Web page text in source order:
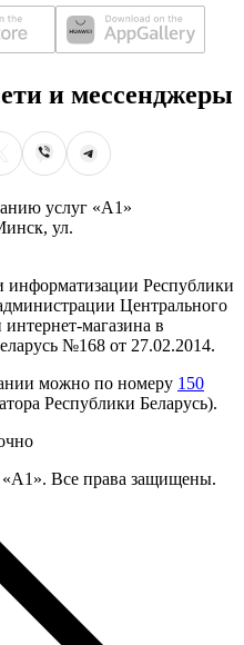
и мессенджеры
услуг «А1»
ул.
информатизации Республики
Центрального
магазина в
№168 от 27.02.2014.
можно по номеру 150
Республики Беларусь).
Все права защищены.